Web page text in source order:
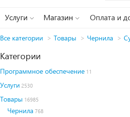
Услуги Магазин Оплата и
Все категории > Товары > Чернила >
Категории
Программное обеспечение 11
Услуги 2530
Товары 16985
Чернила 768